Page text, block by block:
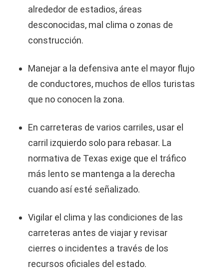
alrededor de estadios, áreas
desconocidas, mal clima o zonas de
construcción.
Manejar a la defensiva ante el mayor flujo
de conductores, muchos de ellos turistas
que no conocen la zona.
En carreteras de varios carriles, usar el
carril izquierdo solo para rebasar. La
normativa de Texas exige que el tráfico
más lento se mantenga a la derecha
cuando así esté señalizado.
Vigilar el clima y las condiciones de las
carreteras antes de viajar y revisar
cierres o incidentes a través de los
recursos oficiales del estado.